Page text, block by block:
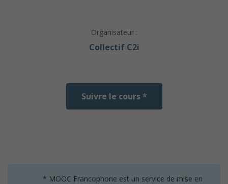
Organisateur :
Collectif C2i
Suivre le cours *
* MOOC Francophone est un service de mise en